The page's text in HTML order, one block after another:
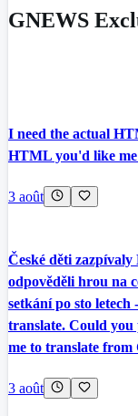
GNEWS
I need the actual
HTML you'd like
3 août
České děti
odpověděli hrou na
setkání po sto
translate. Could
me to translate from
3 août